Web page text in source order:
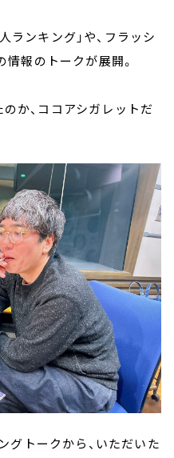
ランキング」や、フラッシ
情報のトークが展開。
か、ココアシガレットだ
グトークから、いただいた